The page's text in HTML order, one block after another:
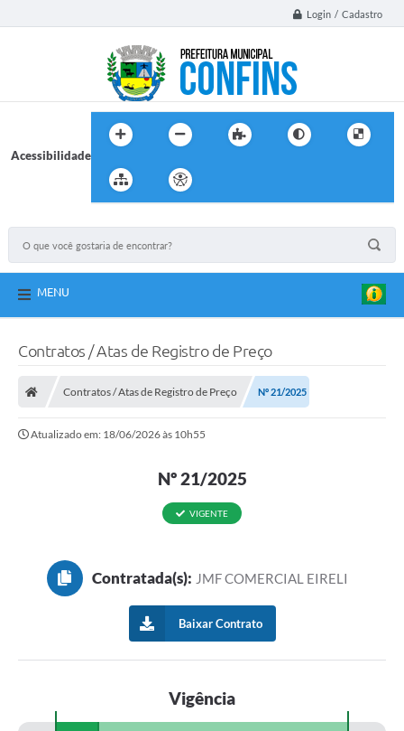
Login / Cadastro
Acessibilidade
MENU
Contratos / Atas de Registro de Preço
Contratos / Atas de Registro de Preço Nº 21/2025
Atualizado em: 18/06/2026 às 10h55
Nº 21/2025
VIGENTE
Contratada(s): JMF COMERCIAL EIRELI
Baixar Contrato
Vigência